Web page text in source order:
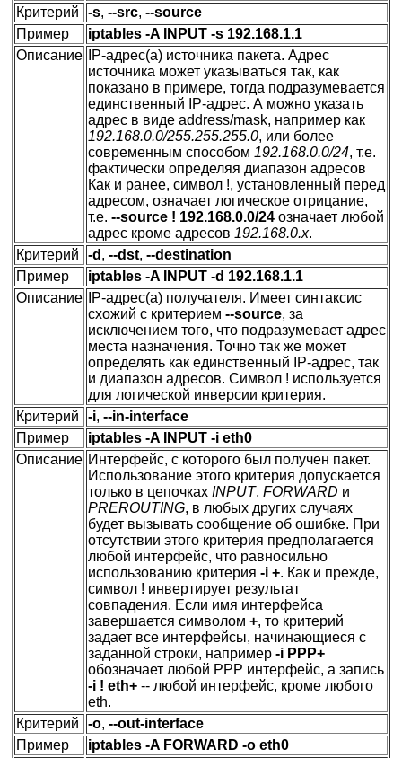
Критерий
-s, --src, --source
Пример
iptables -A INPUT -s 192.168.1.1
Описание
IP-адрес(а) источника пакета. Адрес
источника может указываться так, как
показано в примере, тогда подразумевается
единственный IP-адрес. А можно указать
адрес в виде address/mask, например как
192.168.0.0/255.255.255.0, или более
современным способом 192.168.0.0/24, т.е.
фактически определяя диапазон адресов
Как и ранее, символ !, установленный перед
адресом, означает логическое отрицание,
т.е. --source ! 192.168.0.0/24 означает любой
адрес кроме адресов 192.168.0.x.
Критерий
-d , --dst, --destination
Пример
iptables -A INPUT -d 192.168.1.1
Описание
IP-адрес(а) получателя. Имеет синтаксис
схожий с критерием --source, за
исключением того, что подразумевает адрес
места назначения. Точно так же может
определять как единственный IP-адрес, так
и диапазон адресов. Символ ! используется
для логической инверсии критерия.
Критерий
-i, --in-interface
Пример
iptables -A INPUT -i eth0
Описание Интерфейс, с которого был получен пакет.
Использование этого критерия допускается
только в цепочках INPUT, FORWARD и
PREROUTING, в любых других случаях
будет вызывать сообщение об ошибке. При
отсутствии этого критерия предполагается
любой интерфейс, что равносильно
использованию критерия -i +. Как и прежде,
символ ! инвертирует результат
совпадения. Если имя интерфейса
завершается символом +, то критерий
задает все интерфейсы, начинающиеся с
заданной строки, например -i PPP+
обозначает любой PPP интерфейс, а запись
-i ! eth+ -- любой интерфейс, кроме любого
eth.
Критерий
-o, --out-interface
Пример
iptables -A FORWARD -o eth0